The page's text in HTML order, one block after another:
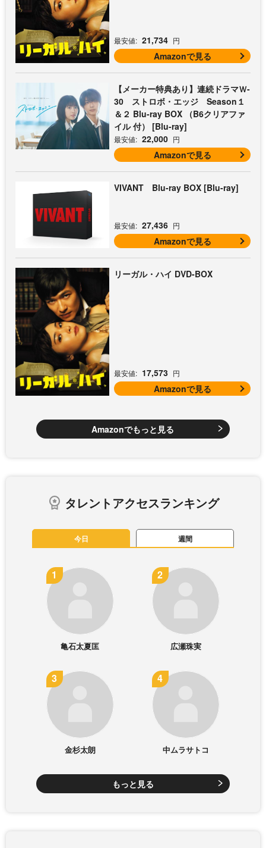
最安値: 21,734 円
Amazonで見る
【メーカー特典あり】連続ドラマＷ-
30 ストロボ・エッジ Season１
＆２ Blu-ray BOX （B6クリアファ
イル 付） [Blu-ray]
最安値: 22,000 円
Amazonで見る
VIVANT Blu-ray BOX [Blu-ray]
最安値: 27,436 円
Amazonで見る
リーガル・ハイ DVD-BOX
最安値: 17,573 円
Amazonで見る
Amazonでもっと見る
タレントアクセスランキング
今日 週間
亀石太夏匡 広瀬珠実
金杉太朗 中ムラサトコ
もっと見る